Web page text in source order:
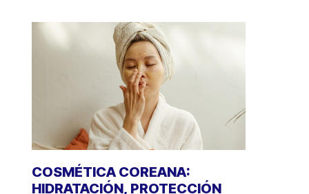
COSMÉTICA COREANA:
HIDRATACIÓN, PROTECCIÓN